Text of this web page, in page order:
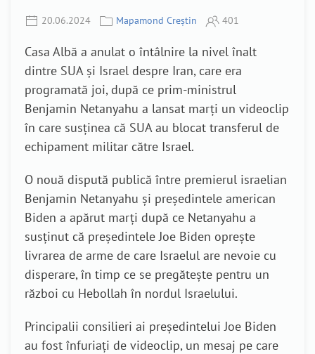
20.06.2024 Mapamond Creștin 401
Casa Albă a anulat o întâlnire la nivel înalt
dintre SUA și Israel despre Iran, care era
programată joi, după ce prim-ministrul
Benjamin Netanyahu a lansat marți un videoclip
în care susținea că SUA au blocat transferul de
echipament militar către Israel.
O nouă dispută publică între premierul israelian
Benjamin Netanyahu și președintele american
Biden a apărut marți după ce Netanyahu a
susținut că președintele Joe Biden oprește
livrarea de arme de care Israelul are nevoie cu
disperare, în timp ce se pregătește pentru un
război cu Hebollah în nordul Israelului.
Principalii consilieri ai președintelui Joe Biden
au fost înfuriați de videoclip, un mesaj pe care